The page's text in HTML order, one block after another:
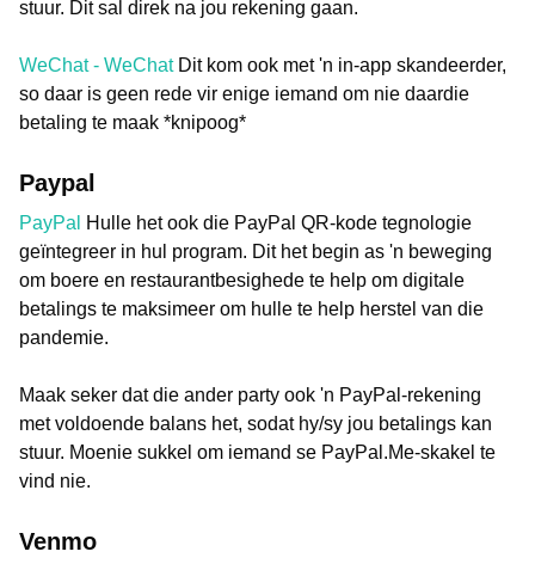
stuur. Dit sal direk na jou rekening gaan.
WeChat - WeChatDit kom ook met 'n in-app skandeerder,
so daar is geen rede vir enige iemand om nie daardie
betaling te maak *knipoog*
Paypal
PayPal
Hulle het ook die PayPal QR-kode tegnologie
geïntegreer in hul program. Dit het begin as 'n beweging
om boere en restaurantbesighede te help om digitale
betalings te maksimeer om hulle te help herstel van die
pandemie.
Maak seker dat die ander party ook 'n PayPal-rekening
met voldoende balans het, sodat hy/sy jou betalings kan
stuur. Moenie sukkel om iemand se PayPal.Me-skakel te
vind nie.
Venmo